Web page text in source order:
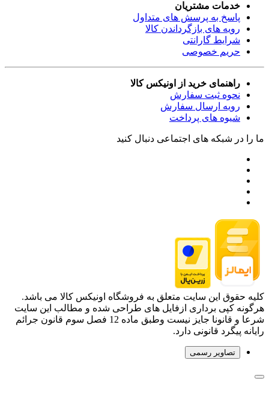
خدمات مشتریان
پاسخ به پرسش های متداول
رویه های بازگرداندن کالا
شرایط گارانتی
حریم خصوصی
راهنمای خرید از اونیکس کالا
نحوه ثبت سفارش
رویه ارسال سفارش
شیوه های پرداخت
ما را در شبکه های اجتماعی دنبال کنید
کلیه حقوق این سایت متعلق به فروشگاه اونیکس کالا می باشد.
هرگونه کپی برداری ازفایل های طراحی شده و مطالب این سایت
شرعا و قانونا جایز نیست وطبق ماده 12 فصل سوم قانون جرائم
رایانه پیگرد قانونی دارد.
تصاویر رسمی